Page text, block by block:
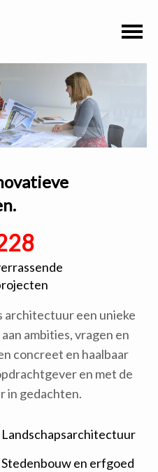
architectuur een unieke
ambities, vragen en
concreet en haalbaar
en met de
in gedachten.
Landschapsarchitectuur
Stedenbouw en erfgoed